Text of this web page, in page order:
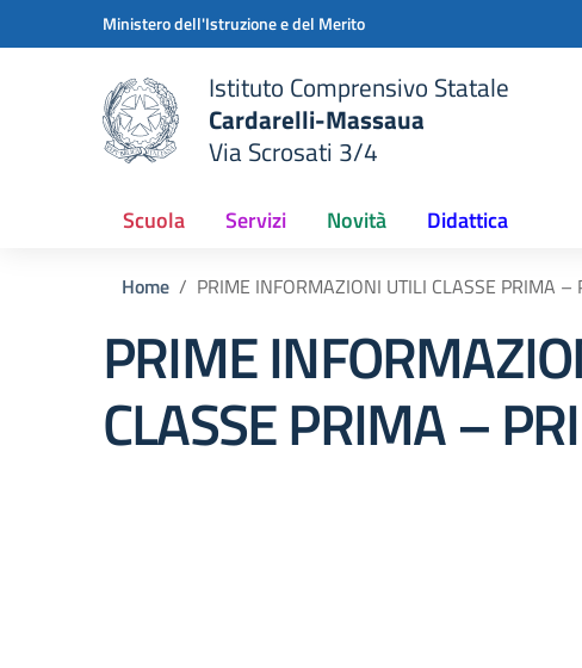
Vai ai contenuti
Vai al menu di navigazioneMinistero dell'Istruzione e del Merito
scuola
Istituto Comprensivo Statale
Cardarelli-Massaua
Via Scrosati 3/4
Scuola Servizi Novità Didattica
Home PRIME INFORMAZIONI UTILI CLASSE PRIMA –
PRIME
CLASSE PRIMA –